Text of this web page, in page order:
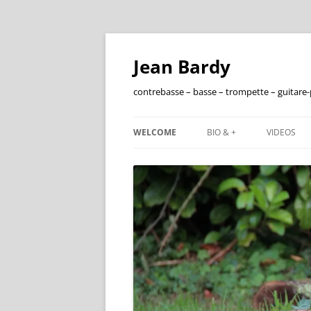
Jean Bardy
contrebasse – basse – trompette –
WELCOME BIO & +
ENGLISH
DISCOGRAPHIE
FILMOGRAPHIE
VIDEOS